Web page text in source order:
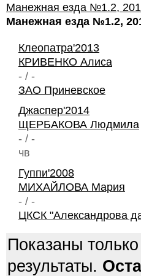
Манежная езда №1.2,
Манежная езда №1.2,
Клеопатра'2013
КРИВЕНКО Алиса
- / -
ЗАО Приневское
Джаспер'2014
ЩЕРБАКОВА Людмила
- / -
чв
Гуппи'2008
МИХАЙЛОВА Мария
- / -
ЦКСК "Александрова
Показаны
результаты.